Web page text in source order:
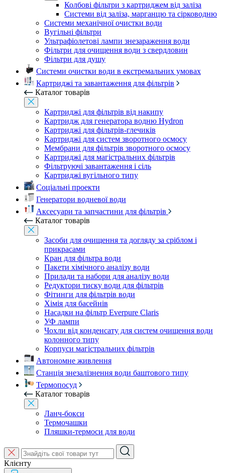
Колбові фільтри з картриджем від заліза
Системи від заліза, марганцю та сірководню
Системи механічної очистки води
Вугільні фільтри
Ультрафіолетові лампи знезараження води
Фільтри для очищення води з свердловин
Фільтри для душу
Системи очистки води в екстремальних умовах
Картриджі та завантаження для фільтрів
Каталог товарів
Картриджі для фільтрів від накипу
Картридж для генератора водню Hydron
Картриджі для фільтрів-глечиків
Картриджі для систем зворотного осмосу
Мембрани для фільтрів зворотного осмосу
Картриджі для магістральних фільтрів
Фільтруючі завантаження і сіль
Картриджі вугільного типу
Соціальні проекти
Генератори водневої води
Аксесуари та запчастини для фільтрів
Каталог товарів
Засоби для очищення та догляду за сріблом і
прикрасами
Кран для фільтра води
Пакети хімічного аналізу води
Прилади та набори для аналізу води
Редуктори тиску води для фільтрів
Фітинги для фільтрів води
Хімія для басейнів
Насадки на фільтр Everpure Claris
УФ лампи
Чохли від конденсату для систем очищення води
колонного типу
Корпуси магістральних фільтрів
Автономне живлення
Станція знезалізнення води баштового типу
Термопосуд
Каталог товарів
Ланч-бокси
Термочашки
Пляшки-термоси для води
Клієнту